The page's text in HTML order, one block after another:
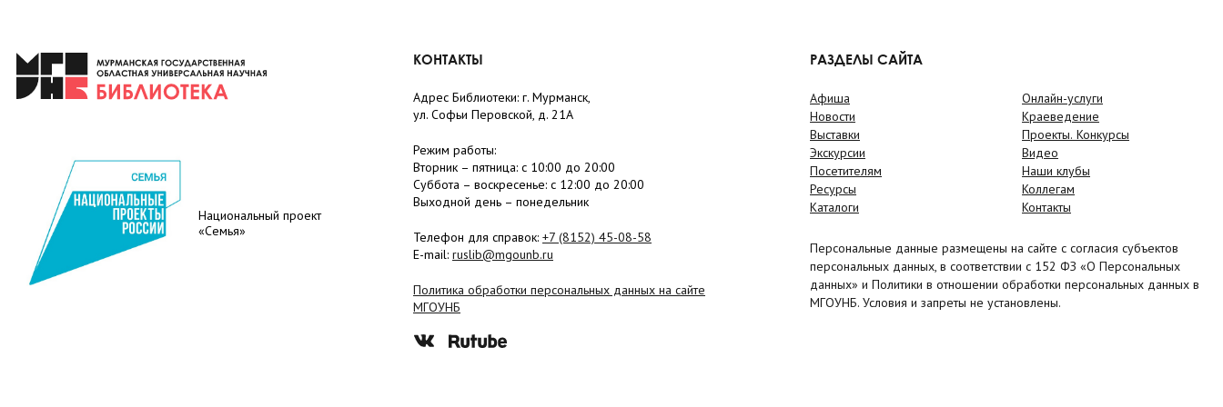
Национальный проект
«Семья»
КОНТАКТЫ
Адрес Библиотеки: г. Мурманск,
ул. Софьи Перовской, д. 21А
Режим работы:
Вторник – пятница: с 10:00 до 20:00
Суббота – воскресенье: c 12:00 до 20:00
Выходной день – понедельник
Телефон для справок: +7 (8152) 45-08-58
E-mail: ruslib@mgounb.ru
Политика обработки персональных данных на сайте
МГОУНБ
РАЗДЕЛЫ САЙТА
Афиша
Новости
Выставки
Экскурсии
Посетителям
Ресурсы
Каталоги
Онлайн-услуги
Краеведение
Проекты. Конкурсы
Видео
Наши клубы
Коллегам
Контакты
Персональные данные размещены на сайте с согласия субъектов
персональных данных, в соответствии с 152 ФЗ «О Персональных
данных» и Политики в отношении обработки персональных данных в
МГОУНБ. Условия и запреты не установлены.